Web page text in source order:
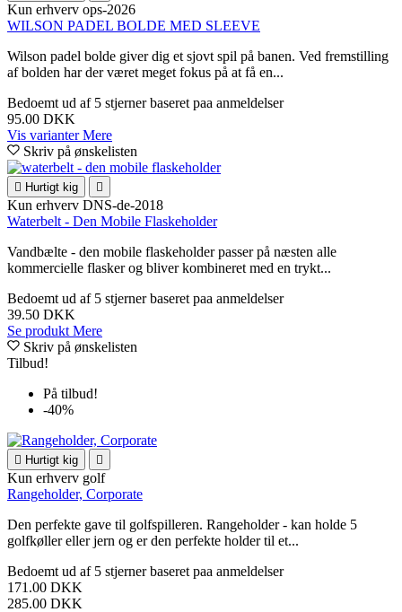
Kun erhverv ops-2026
WILSON PADEL BOLDE MED SLEEVE
Wilson padel bolde giver dig et sjovt spil på banen. Ved fremstilling
af bolden har der været meget fokus på at få en...
Bedoemt ud af 5 stjerner baseret paa anmeldelser
95.00 DKK
Vis varianterMere
Skriv på ønskelisten
 Hurtigt kig 
Kun erhverv DNS-de-2018
Waterbelt - Den Mobile Flaskeholder
Vandbælte - den mobile flaskeholder passer på næsten alle
kommercielle flasker og bliver kombineret med en trykt...
Bedoemt ud af 5 stjerner baseret paa anmeldelser
39.50 DKK
Se produkt Mere
Skriv på ønskelisten
Tilbud!
På tilbud!
-40%
 Hurtigt kig 
Kun erhverv golf
Rangeholder, Corporate
Den perfekte gave til golfspilleren. Rangeholder - kan holde 5
golfkøller eller jern og er den perfekte holder til et...
Bedoemt ud af 5 stjerner baseret paa anmeldelser
171.00 DKK
285.00 DKK